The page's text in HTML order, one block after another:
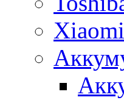
Xiaomi